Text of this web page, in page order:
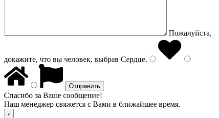
Пожалуйста,
докажите, что вы человек, выбрав Сердце.
Спасибо за Ваше сообщение!
Наш менеджер свяжется с Вами в ближайшее время.